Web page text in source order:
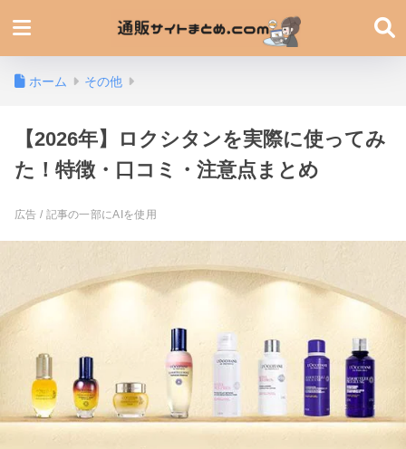
ホーム その他
【2026年】ロクシタンを実際に使ってみ
た！特徴・口コミ・注意点まとめ